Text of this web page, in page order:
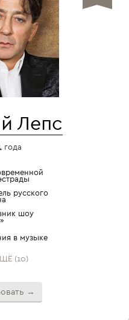
Лепс
года
русского
шоу
в музыке
(10)
→